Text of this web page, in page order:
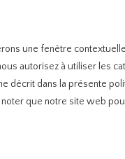
une fenêtre
autorisez à utiliser les
décrit dans la présente
que notre site web